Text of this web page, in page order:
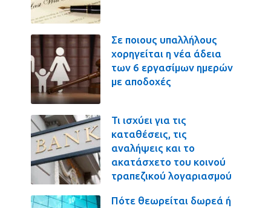
Σε ποιους υπαλλήλους
χορηγείται η νέα άδεια
των 6 εργασίμων ημερών
με αποδοχές
Τι ισχύει για τις
καταθέσεις, τις
αναλήψεις και το
ακατάσχετο του κοινού
τραπεζικού λογαριασμού
Πότε θεωρείται δωρεά ή